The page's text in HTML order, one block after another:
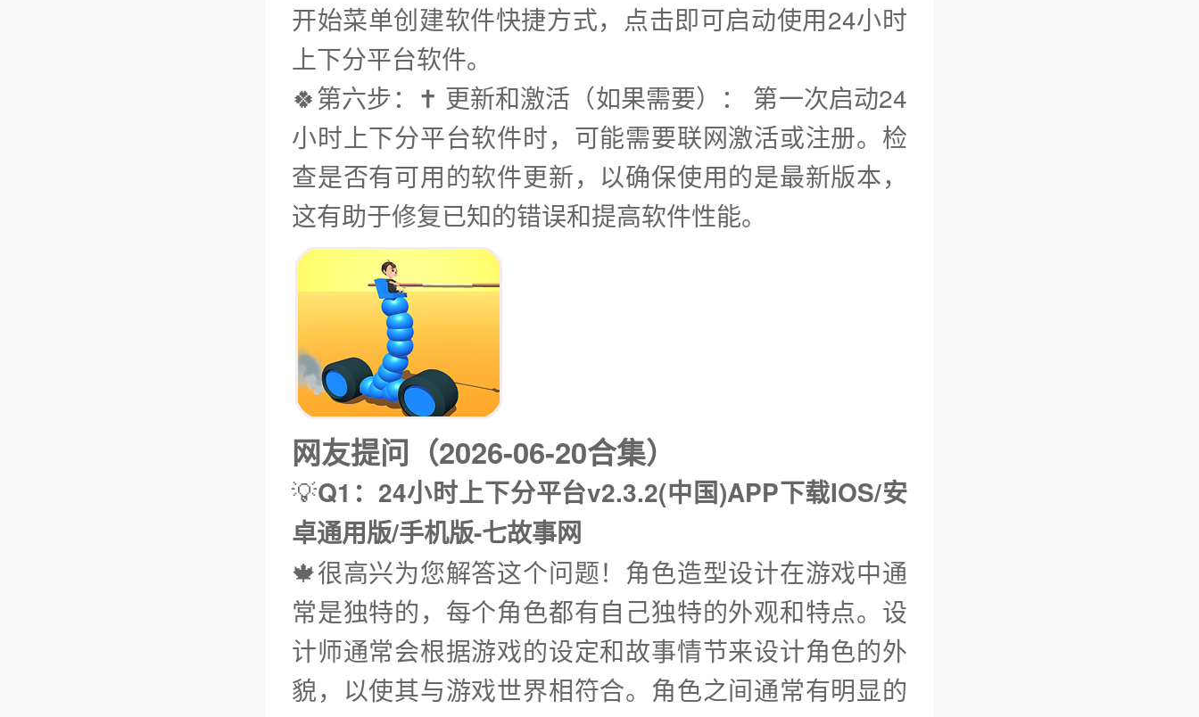
开始菜单创建软件快捷方式，点击即可启动使用24小时
上下分平台软件。
🍀第六步：✝️ 更新和激活（如果需要）： 第一次启动24
小时上下分平台软件时，可能需要联网激活或注册。检
查是否有可用的软件更新，以确保使用的是最新版本，
这有助于修复已知的错误和提高软件性能。
网友提问（2026-06-20合集）
💡Q1：24小时上下分平台v2.3.2(中国)APP下载IOS/安
卓通用版/手机版-七故事网
🍁很高兴为您解答这个问题！角色造型设计在游戏中通
常是独特的，每个角色都有自己独特的外观和特点。设
计师通常会根据游戏的设定和故事情节来设计角色的外
貌，以使其与游戏世界相符合。角色之间通常有明显的